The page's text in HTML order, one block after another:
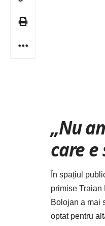
„Nu
care
În spațiul
primise Traian
Bolojan a mai
optat pentru